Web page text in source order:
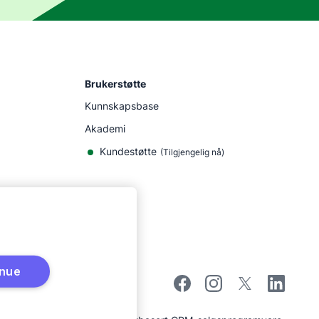
Brukerstøtte
Kunnskapsbase
Akademi
Kundestøtte (Tilgjengelig nå)